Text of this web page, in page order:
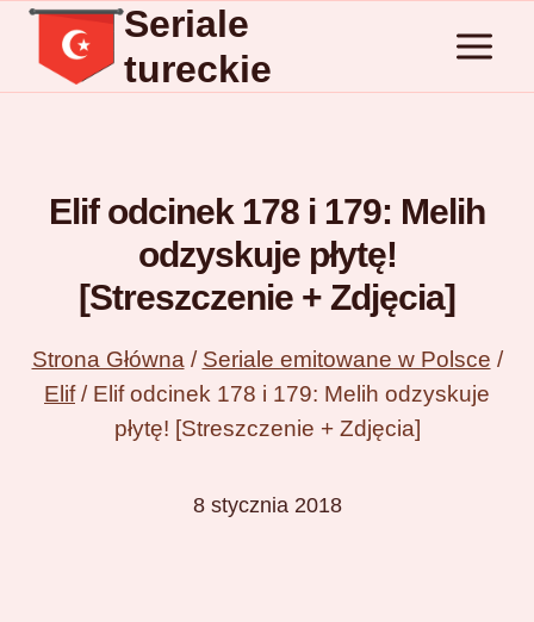
Przejdź
treści
Seriale
tureckie
Elif odcinek 178 i 179: Melih
odzyskuje płytę!
[Streszczenie + Zdjęcia]
Strona Główna / Seriale emitowane w Polsce /
Elif / Elif odcinek 178 i 179: Melih odzyskuje
płytę! [Streszczenie + Zdjęcia]
8 stycznia 2018